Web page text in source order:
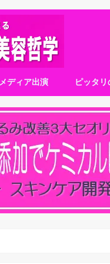
メディア出演 ピッタ